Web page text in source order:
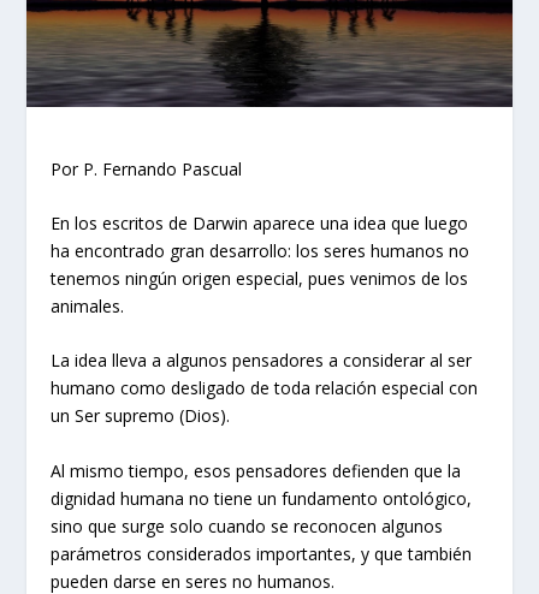
Por P. Fernando Pascual
En los escritos de Darwin aparece una idea que luego
ha encontrado gran desarrollo: los seres humanos no
tenemos ningún origen especial, pues venimos de los
animales.
La idea lleva a algunos pensadores a considerar al ser
humano como desligado de toda relación especial con
un Ser supremo (Dios).
Al mismo tiempo, esos pensadores defienden que la
dignidad humana no tiene un fundamento ontológico,
sino que surge solo cuando se reconocen algunos
parámetros considerados importantes, y que también
pueden darse en seres no humanos.